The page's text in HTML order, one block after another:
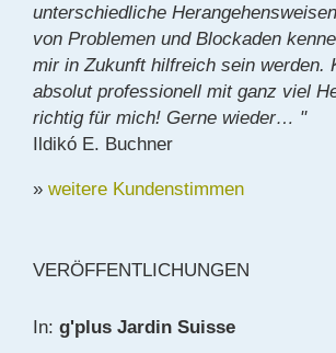
unterschiedliche
von Problemen und Blockaden
mir in Zukunft hilfreich sein werden.
absolut professionell mit ganz viel
richtig für mich! Gerne wieder… "
Ildikó E. Buchner
» weitere Kundenstimmen
VERÖFFENTLICHUNGEN
In: g'plus Jardin Suisse